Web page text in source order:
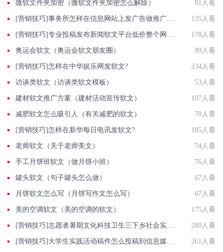
微软文件夹加密（微软文件夹加密怎么解除） 81人看
[营销技巧]事务所怎样在信息网站上发广告做推广提高产品知名度呢 135人看
[营销技巧]专业投稿发布新闻软文平台低价整个网络新闻媒体资源投放选智慧软文 178人看
奥运会软文（奥运会软文朋友圈） 89人看
[营销技巧]怎样在中华娱乐网发软文? 234人看
访谈类软文（访谈类软文模板） 53人看
建材软文推广方案（建材活动宣传软文） 107人看
减肥软文怎么吸引人（有关减肥的软文） 70人看
[营销技巧]怎样在新华每日电讯发软文? 185人看
老师软文（关于老师美文） 74人看
手工月饼班软文（做月饼小班） 76人看
罐头软文（句子罐头怎么做） 67人看
月饼软文怎么写（月饼写作文怎么写） 67人看
美的空调软文（美的空调的软文） 175人看
[营销技巧]志愿者暑期文化科技卫生三下乡社会实践活动投稿发新闻做法 280人看
[营销技巧]大学生实践活动稿件怎么投稿到信息媒体上？ 261人看